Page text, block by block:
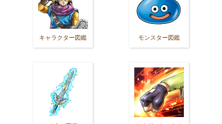
キャラクター図鑑 モンスター図鑑